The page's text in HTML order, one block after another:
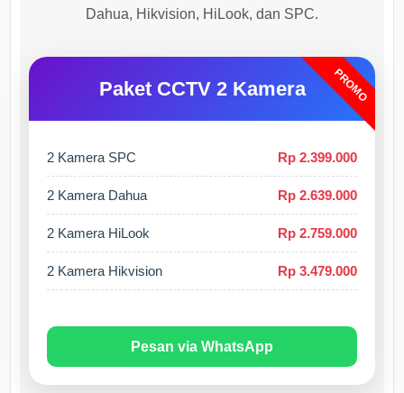
Dahua, Hikvision, HiLook, dan SPC.
PROMO
Paket CCTV 2 Kamera
2 Kamera SPC Rp 2.399.000
2 Kamera Dahua Rp 2.639.000
2 Kamera HiLook Rp 2.759.000
2 Kamera Hikvision Rp 3.479.000
Pesan via WhatsApp